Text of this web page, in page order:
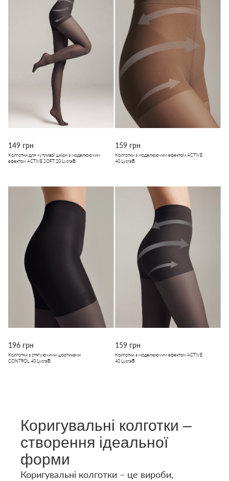
149 грн
Колготки для чутливої шкіри з моделюючим
ефектом ACTIVE SOFT 20 Lycra®
159 грн
Колготки з моделюючим ефектом ACTIVE
40 Lycra®
196 грн
Колготки з стягуючими шортиками
CONTROL 40 Lycra®
159 грн
Колготки з моделюючим ефектом ACTIVE
40 Lycra®
Коригувальні колготки –
створення ідеальної
форми
Коригувальні колготки – це вироби,